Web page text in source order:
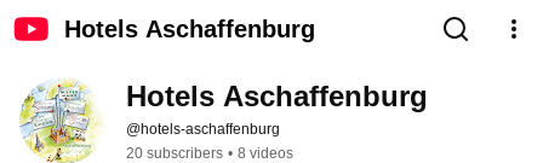
Hotels Aschaffenburg
Hotels Aschaffenburg
@hotels-aschaffenburg
20 subscribers • 8 videos